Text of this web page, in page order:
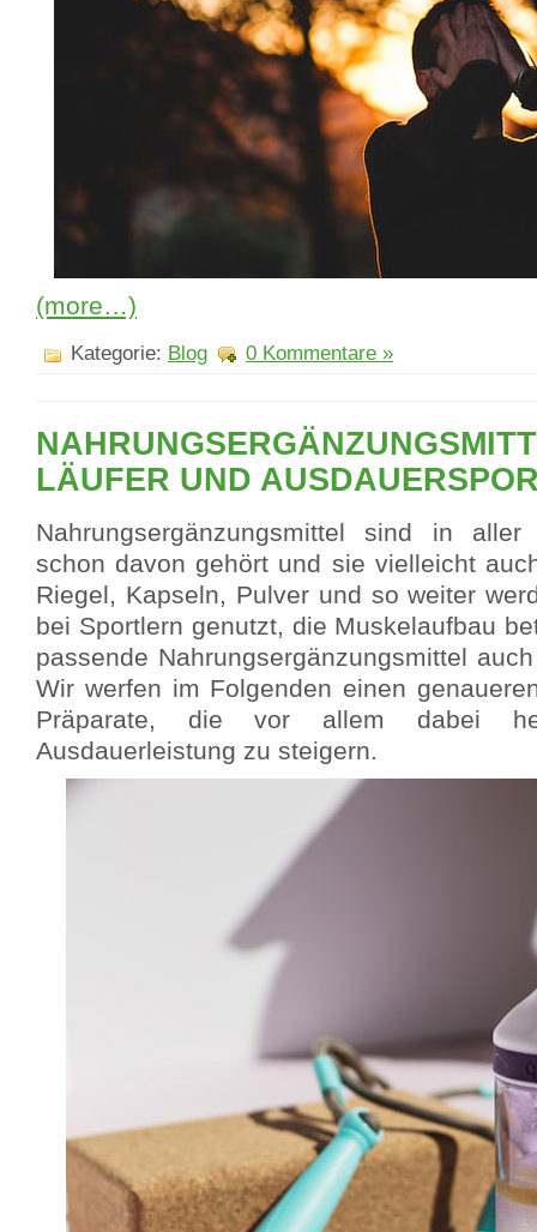
(more…)
Kategorie: Blog 0 Kommentare »
LÄUFER UND
Nahrungsergänzungsmittel sind in
schon davon gehört und sie vielleicht
Riegel, Kapseln, Pulver und so weiter
bei Sportlern genutzt, die Muskelaufbau
passende Nahrungsergänzungsmittel
Wir werfen im Folgenden einen
Präparate, die vor allem dabei
Ausdauerleistung zu steigern.